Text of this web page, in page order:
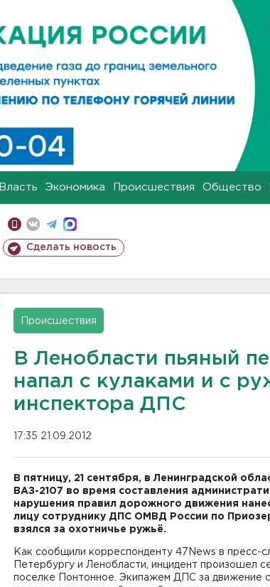
Власть Экономика Происшествия Общество
Сделать новость
Происшествия
В Ленобласти пьяный
напал с кулаками и с
инспектора ДПС
17:35 21.09.2012
В пятницу, 21 сентября, в Ленинградской
ВАЗ-2107 во время составления
нарушения правил дорожного движения
лицу сотруднику ДПС ОМВД России по
взялся за охотничье ружьё.
Как сообщили корреспонденту 47News в
Петербургу и Ленобласти, инцидент произошел
поселке Понтонное. Экипажем ДПС за движение